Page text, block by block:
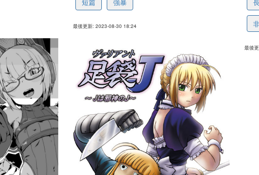
短篇 強暴
最後更新: 2023-08-30 18:24
最後